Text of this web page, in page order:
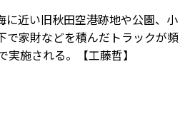
近い旧秋田空港跡地や公園、小
で家財などを積んだトラックが頻
施される。【工藤哲】